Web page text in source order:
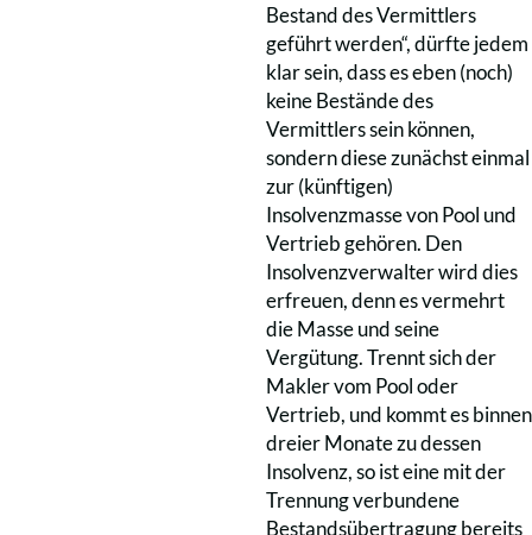
Bestand des Vermittlers
geführt werden“, dürfte jedem
klar sein, dass es eben (noch)
keine Bestände des
Vermittlers sein können,
sondern diese zunächst einmal
zur (künftigen)
Insolvenzmasse von Pool und
Vertrieb gehören. Den
Insolvenzverwalter wird dies
erfreuen, denn es vermehrt
die Masse und seine
Vergütung. Trennt sich der
Makler vom Pool oder
Vertrieb, und kommt es binnen
dreier Monate zu dessen
Insolvenz, so ist eine mit der
Trennung verbundene
Bestandsübertragung bereits